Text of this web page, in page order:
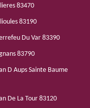
83470
83190
Du Var 83390
83790
D Aups Sainte Baume
De La Tour 83120